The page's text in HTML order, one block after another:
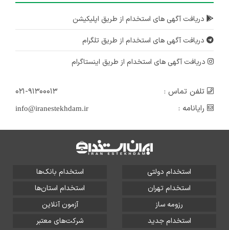
دریافت آگهی های استخدام از طریق اپلیکیشن
دریافت آگهی های استخدام از طریق تلگرام
دریافت آگهی های استخدام از طریق اینستاگرام
تلفن تماس :
۰۲۱-۹۱۳۰۰۰۱۳
رایانامه :
info@iranestekhdam.ir
استخدام دولتی
استخدام بانک‌ها
استخدام تهران
استخدام استان‌ها
رزومه ساز
آزمون آنلاین
استخدام جدید
شرکت‌های معتبر